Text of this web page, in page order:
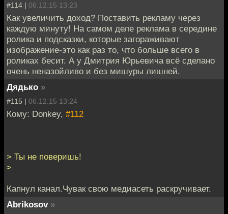
#114 | 06.12.15 13:23
Как увеличить доход? Поставить рекламу через
каждую минуту! На самом деле реклама в середине
ролика и подсказки, которые загораживают
изображение-это как раз то, что больше всего в
роликах бесит. А у Дмитрия Юрьевича всё сделано
очень неназойливо и без мишуры лишней.
Дядько »
#115 | 06.12.15 13:24
Кому: Donkey, #112
> Ты не поверишь!
>
Капнул канал.Чувак свою медиасеть раскручивает.
Abrikosov »